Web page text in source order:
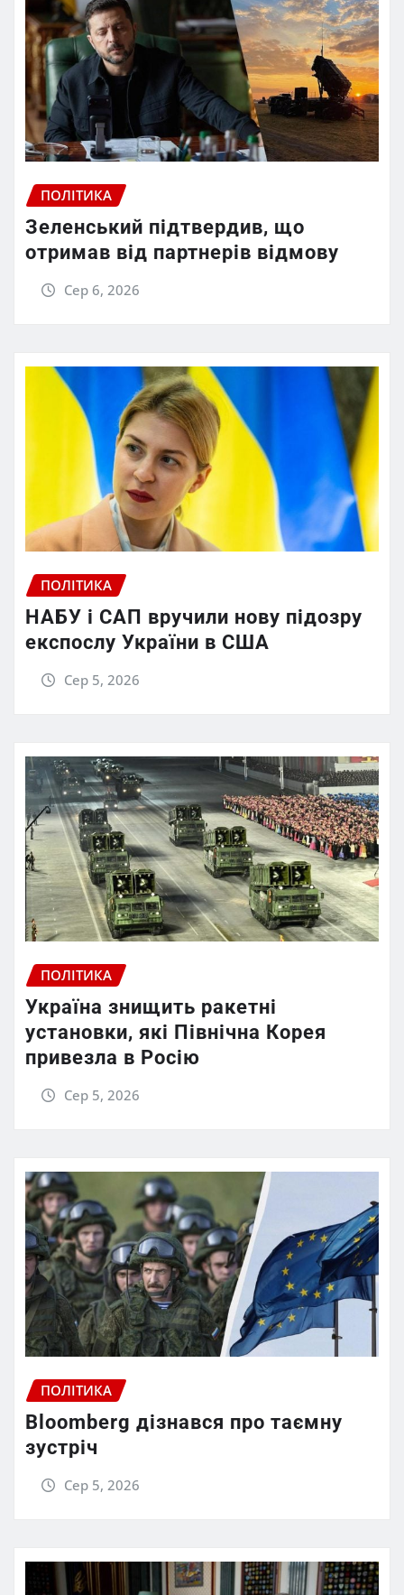
ПОЛІТИКА
Зеленський підтвердив, що
отримав від партнерів відмову
Сер 6, 2026
ПОЛІТИКА
НАБУ і САП вручили нову підозру
експослу України в США
Сер 5, 2026
ПОЛІТИКА
Україна знищить ракетні
установки, які Північна Корея
привезла в Росію
Сер 5, 2026
ПОЛІТИКА
Bloomberg дізнався про таємну
зустріч
Сер 5, 2026